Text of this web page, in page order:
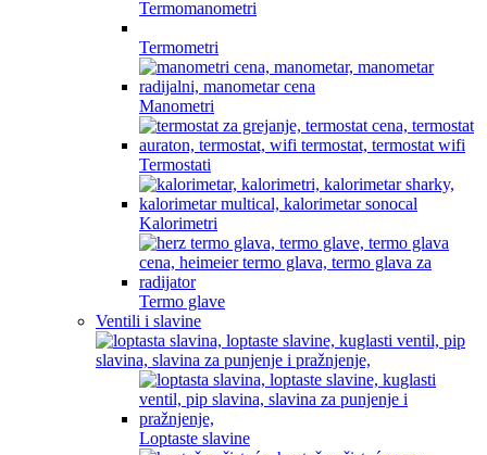
Termomanometri
Termometri
Manometri
Termostati
Kalorimetri
Termo glave
Ventili i slavine
Loptaste slavine